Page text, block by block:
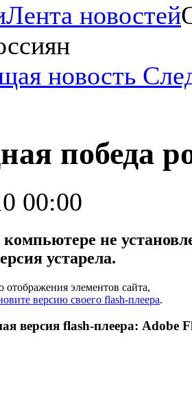
Лента новостей
новость
победа
00:00
не
устарела.
отображения элементов сайта,
версию своего flash-плеера.
версия flash-плеера: Adobe